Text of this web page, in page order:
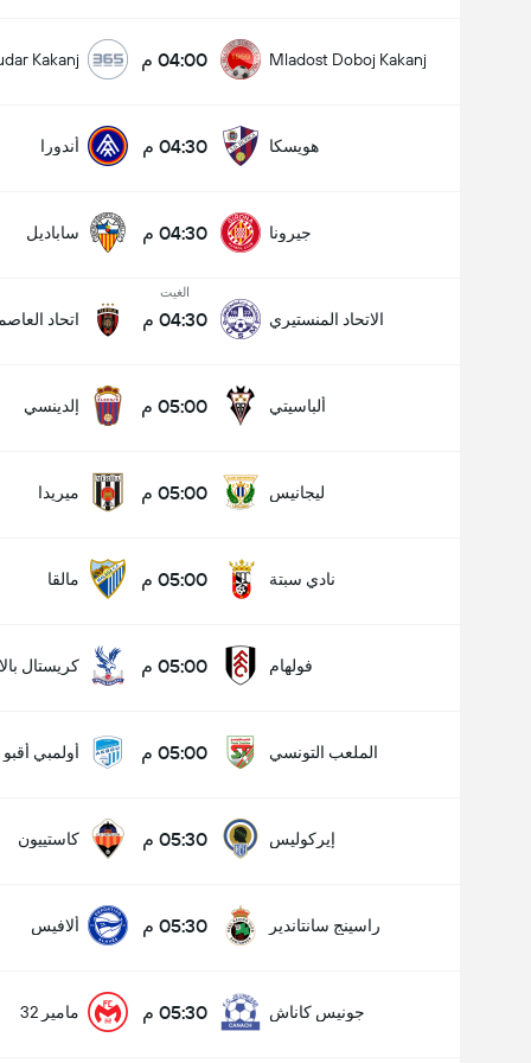
Mladost Doboj Kakanj 04:00 م Kakanj
هويسكا 04:30 م أندورا
جيرونا 04:30 م ساباديل
الاتحاد المنستيري
الغيت
04:30 م اتحاد
ألباسيتي 05:00 م إلدينسي
ليجانيس 05:00 م ميريدا
نادي سبتة 05:00 م مالقا
فولهام 05:00 م كريستال
الملعب التونسي 05:00 م أولمبي أقبو
إيركوليس 05:30 م كاستييون
راسينج سانتاندير 05:30 م ألافيس
جونيس كاناش 05:30 م مامير 32